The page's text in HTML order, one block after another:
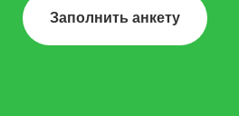
Заполнить анкету